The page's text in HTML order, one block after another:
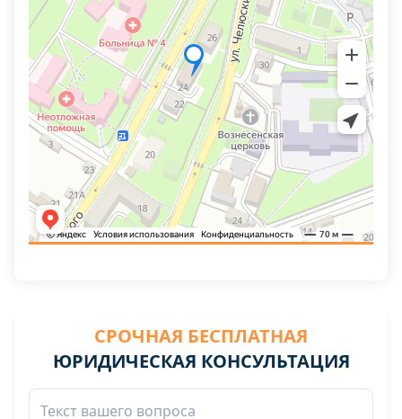
СРОЧНАЯ БЕСПЛАТНАЯ
ЮРИДИЧЕСКАЯ КОНСУЛЬТАЦИЯ